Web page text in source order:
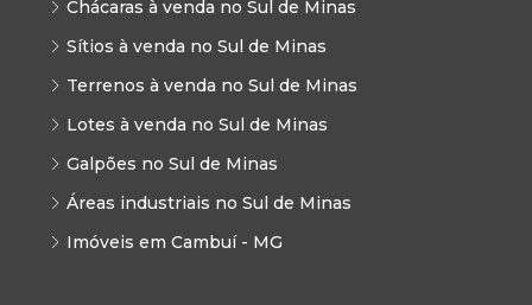
Chácaras à venda no Sul de Minas
Sítios à venda no Sul de Minas
Terrenos à venda no Sul de Minas
Lotes à venda no Sul de Minas
Galpões no Sul de Minas
Áreas industriais no Sul de Minas
Imóveis em Cambuí - MG